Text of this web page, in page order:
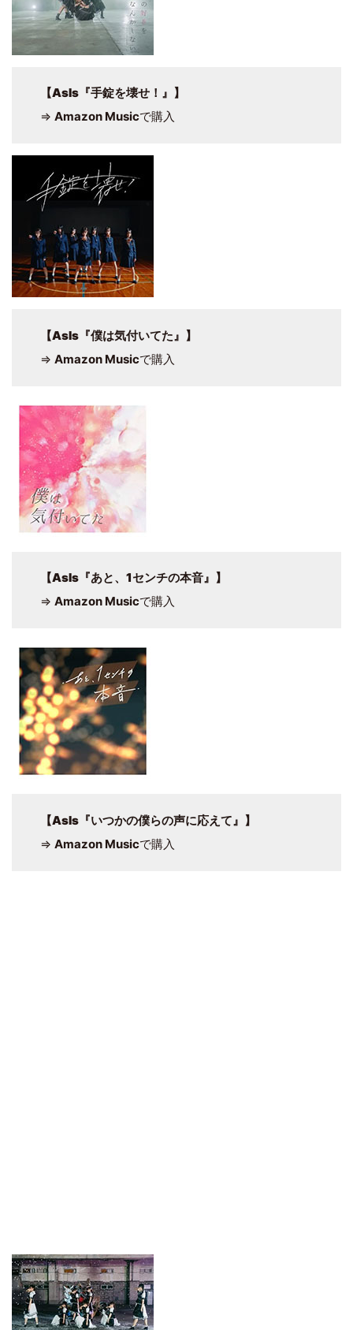
【AsIs『手錠を壊せ！』 】
⇒ Amazon Musicで購入
【AsIs『僕は気付いてた』 】
⇒ Amazon Musicで購入
【AsIs『あと、1センチの本音』 】
⇒ Amazon Musicで購入
【AsIs『いつかの僕らの声に応えて』 】
⇒ Amazon Musicで購入